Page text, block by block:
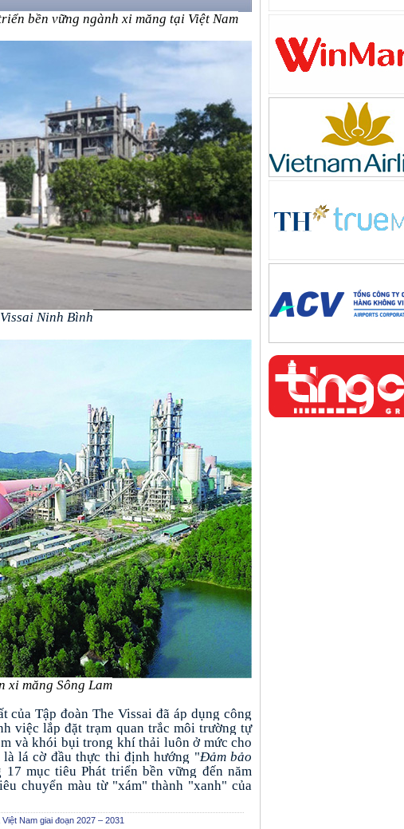
bền vững ngành xi măng tại Việt Nam
Ninh Bình
xi măng Sông Lam
của Tập đoàn The Vissai đã áp dụng công
việc lắp đặt trạm quan trắc môi trường tự
và khói bụi trong khí thải luôn ở mức cho
là lá cờ đầu thực thi định hướng "Đảm bảo
17 mục tiêu Phát triển bền vững đến năm
chuyển màu từ "xám" thành "xanh" của
Nam giai đoạn 2027 – 2031